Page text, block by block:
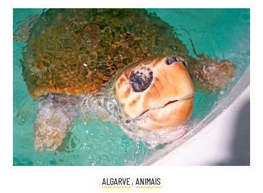
ALGARVE, ANIMAIS